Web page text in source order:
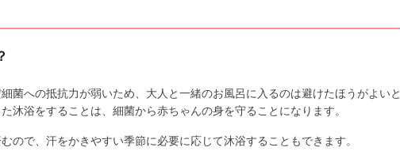
菌への抵抗力が弱いため、大人と一緒のお風呂に入るのは避けたほうがよいと
沐浴をすることは、細菌から赤ちゃんの身を守ることになります。
ので、汗をかきやすい季節に必要に応じて沐浴することもできます。